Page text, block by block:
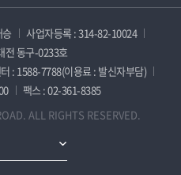
사업자등록 : 314-82-10024
전 동구-0233호
: 1588-7788(이용료 : 발신자부담)
팩스 : 02-361-8385
ALL RIGHTS RESERVED.